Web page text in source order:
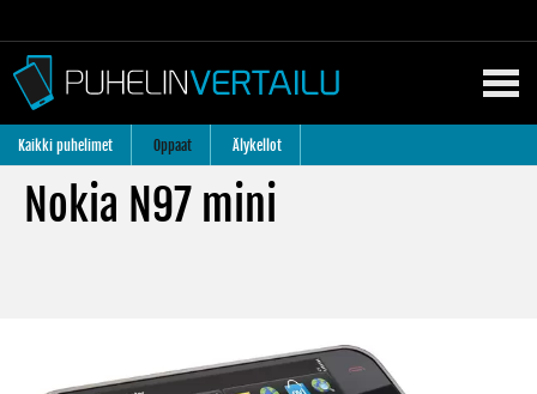
Kaikki puhelimet Oppaat Älykellot
Nokia N97 mini